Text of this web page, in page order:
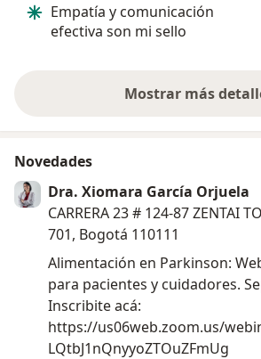
Empatía y comunicación
efectiva son mi sello
Mostrar mássobre la
Novedades
Dra. Xiomara García Orjuela
CARRERA 23 # 124-87 ZENTAI
701, Bogotá 110111
Alimentación en Parkinson:
para pacientes y cuidadores.
Inscribite acá:
https://us06web.zoom.us/
LQtbJ1nQnyyoZTOuZFmUg